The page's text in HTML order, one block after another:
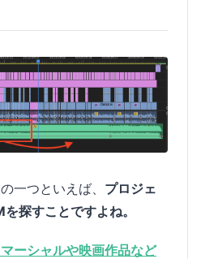
一つといえば、 プロジェ
探すことですよね。
ーシャルや映画作品など